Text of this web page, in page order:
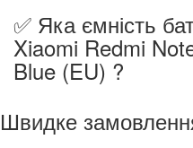
✅ Яка ємність
Xiaomi Redmi
Blue (EU) ?
Швидке